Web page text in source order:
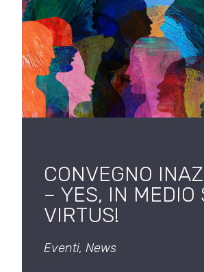
CONVEGNO
– YES, IN MEDIO
VIRTUS!
Eventi, News